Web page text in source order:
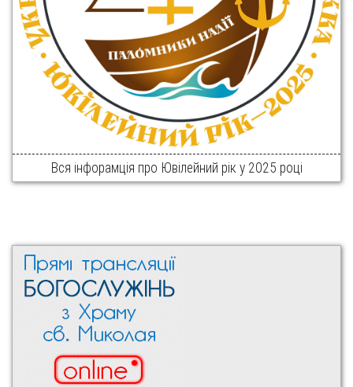
Вся інфорамція про Ювілейний рік у 2025 році